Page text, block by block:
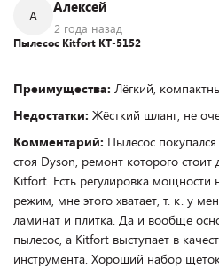
А
Алексей
2 года назад
Пылесос Kitfort КТ-5152
Преимущества: Лёгкий,
Недостатки: Жёсткий шланг, не
Комментарий: Пылесос
стоя Dyson, ремонт которого
Kitfort. Есть регулировка мощности
режим, мне этого хватает, т. к. у
ламинат и плитка. Да и вообще
пылесос, а Kitfort выступает в
инструмента. Хороший набор